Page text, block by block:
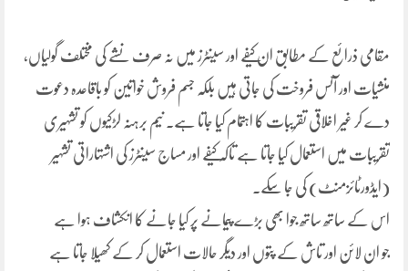
مقامی ذرائع کے مطابق ان کیفے اور سینٹرز میں نہ صرف نشے کی مختلف گولیاں،
منشیات اور آئس فروخت کی جاتی ہیں بلکہ جسم فروش خواتین کو باقاعدہ دعوت
دے کر غیر اخلاقی تقریبات کا اہتمام کیا جاتا ہے۔ نیم برہنہ لڑکیوں کو تشہیری
تقریبات میں استعمال کیا جاتا ہے تاکہ کیفے اور مساج سینٹرز کی اشتہاراتی تشہیر
(ایڈورٹائزمنٹ) کی جا سکے۔
اس کے ساتھ ساتھ جوا بھی بڑے پیمانے پر کیا جانے کا انکشاف ہوا ہے
جو ان لائن اور تاش کے پتوں اور دیگر حالات استعمال کر کے کھیلا جاتا ہے